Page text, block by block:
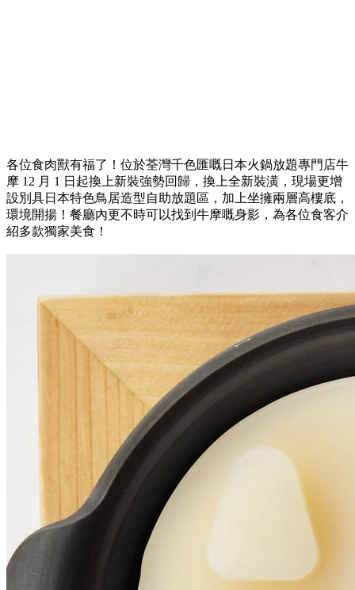
各位食肉獸有福了！位於荃灣千色匯嘅日本火鍋放題專門店牛
摩 12 月 1 日起換上新裝強勢回歸，換上全新裝潢，現場更增
設別具日本特色鳥居造型自助放題區，加上坐擁兩層高樓底，
環境開揚！餐廳內更不時可以找到牛摩嘅身影，為各位食客介
紹多款獨家美食！